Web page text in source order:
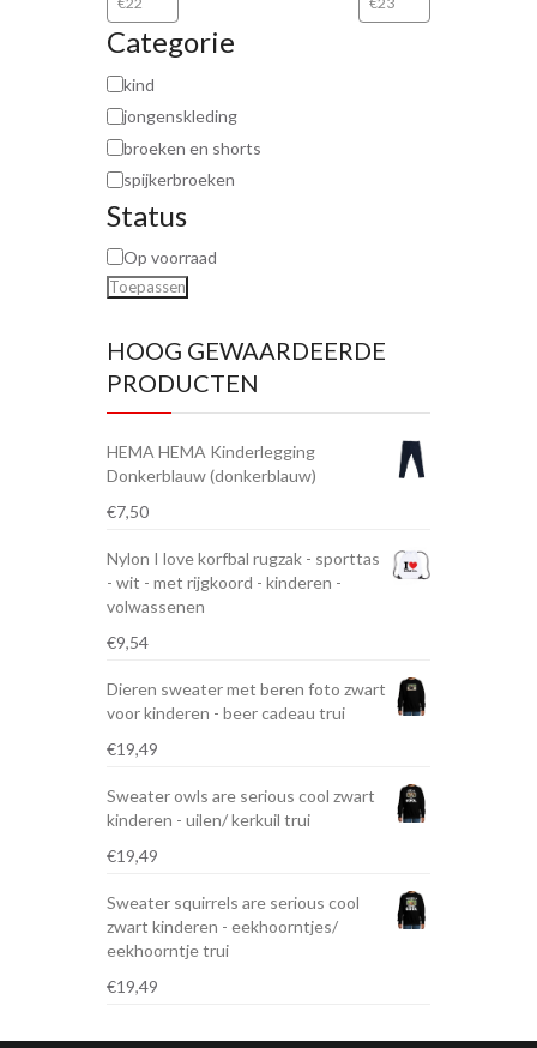
Categorie
kind
jongenskleding
broeken en shorts
spijkerbroeken
Status
Op voorraad
Toepassen
HOOG GEWAARDEERDE
PRODUCTEN
HEMA HEMA Kinderlegging
Donkerblauw (donkerblauw)
€7,50
Nylon I love korfbal rugzak - sporttas
- wit - met rijgkoord - kinderen -
volwassenen
€9,54
Dieren sweater met beren foto zwart
voor kinderen - beer cadeau trui
€19,49
Sweater owls are serious cool zwart
kinderen - uilen/ kerkuil trui
€19,49
Sweater squirrels are serious cool
zwart kinderen - eekhoorntjes/
eekhoorntje trui
€19,49